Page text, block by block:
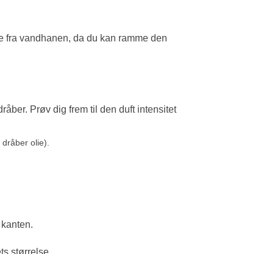
vandhanen, da du kan ramme den
Prøv dig frem til den duft intensitet
olie).
størrelse.